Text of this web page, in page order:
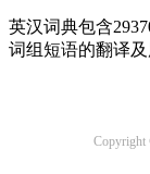
英汉词典包含
词组短语的翻译
Copyright